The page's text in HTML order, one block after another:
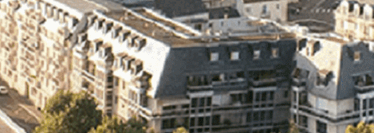
Exporter les lignes sélectionnées
Exporter toutes les colonnes
Exporter uniquement les colonnes affichées
Menu
<
>